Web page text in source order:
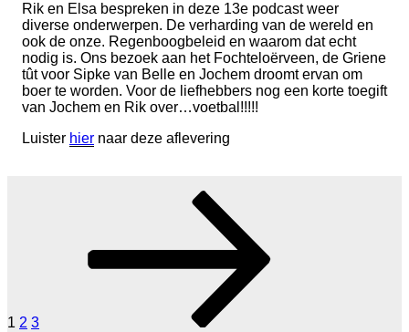
Rik en Elsa bespreken in deze 13e podcast weer
diverse onderwerpen. De verharding van de wereld en
ook de onze. Regenboogbeleid en waarom dat echt
nodig is. Ons bezoek aan het Fochteloërveen, de Griene
tût voor Sipke van Belle en Jochem droomt ervan om
boer te worden. Voor de liefhebbers nog een korte toegift
van Jochem en Rik over…voetbal!!!!!
Luister hier naar deze aflevering
1 2 3